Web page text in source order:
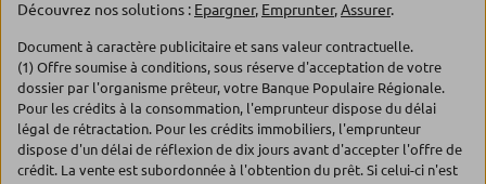
Découvrez nos solutions : Epargner, Emprunter,Assurer.
Document à caractère publicitaire et sans valeur contractuelle.
(1) Offre soumise à conditions, sous réserve d'acceptation de votre
dossier par l'organisme prêteur, votre Banque Populaire Régionale.
Pour les crédits à la consommation, l'emprunteur dispose du délai
légal de rétractation. Pour les crédits immobiliers, l'emprunteur
dispose d'un délai de réflexion de dix jours avant d'accepter l'offre de
crédit. La vente est subordonnée à l'obtention du prêt. Si celui-ci n'est